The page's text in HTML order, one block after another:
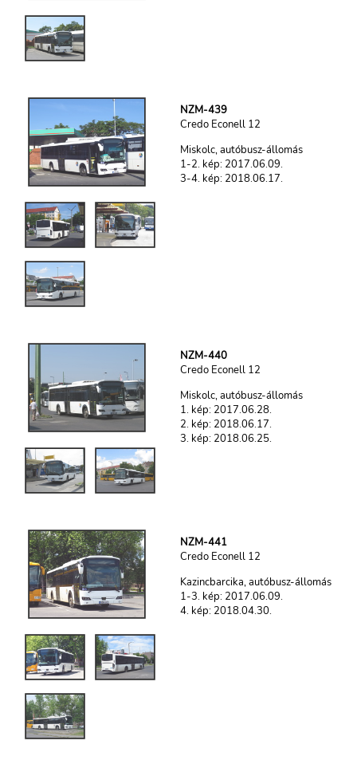
NZM-439
Credo Econell 12
Miskolc, autóbusz-állomás
1-2. kép: 2017.06.09.
3-4. kép: 2018.06.17.
NZM-440
Credo Econell 12
Miskolc, autóbusz-állomás
1. kép: 2017.06.28.
2. kép: 2018.06.17.
3. kép: 2018.06.25.
NZM-441
Credo Econell 12
Kazincbarcika, autóbusz-állomás
1-3. kép: 2017.06.09.
4. kép: 2018.04.30.